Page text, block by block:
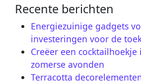
Recente berichten
Energiezuinige gadgets
investeringen voor de
Creëer een
zomerse avonden
Terracotta